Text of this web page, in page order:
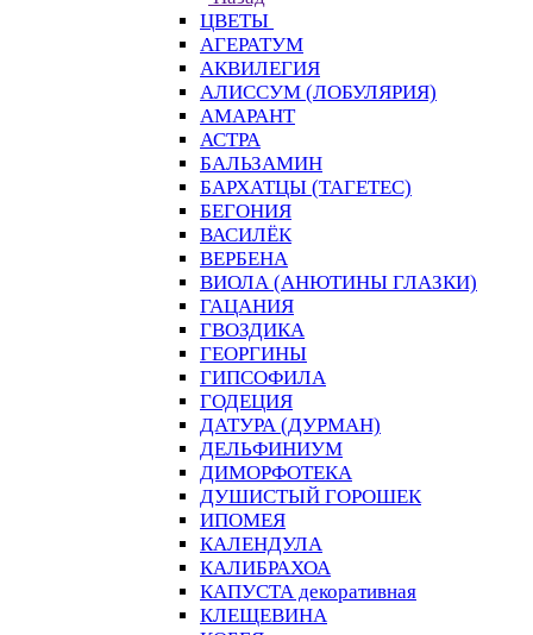
ЦВЕТЫ
АГЕРАТУМ
АКВИЛЕГИЯ
АЛИССУМ (ЛОБУЛЯРИЯ)
АМАРАНТ
АСТРА
БАЛЬЗАМИН
БАРХАТЦЫ (ТАГЕТЕС)
БЕГОНИЯ
ВАСИЛЁК
ВЕРБЕНА
ВИОЛА (АНЮТИНЫ ГЛАЗКИ)
ГАЦАНИЯ
ГВОЗДИКА
ГЕОРГИНЫ
ГИПСОФИЛА
ГОДЕЦИЯ
ДАТУРА (ДУРМАН)
ДЕЛЬФИНИУМ
ДИМОРФОТЕКА
ДУШИСТЫЙ ГОРОШЕК
ИПОМЕЯ
КАЛЕНДУЛА
КАЛИБРАХОА
КАПУСТА декоративная
КЛЕЩЕВИНА